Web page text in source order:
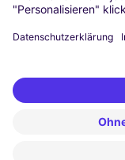
Berlin
Düsseldorf